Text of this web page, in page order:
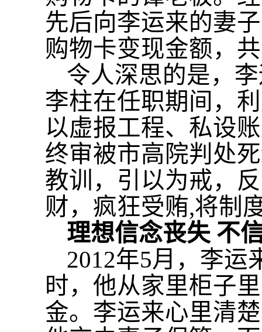
先后向李运来的妻
购物卡变现金额，
令人深思的是，
李柱在任职期间，
以虚报工程、私设
终审被市高院判处
教训，引以为戒，
财，疯狂受贿,将制
理想信念丧失 不
2012年5月，李运
时，他从家里柜子
金。李运来心里清